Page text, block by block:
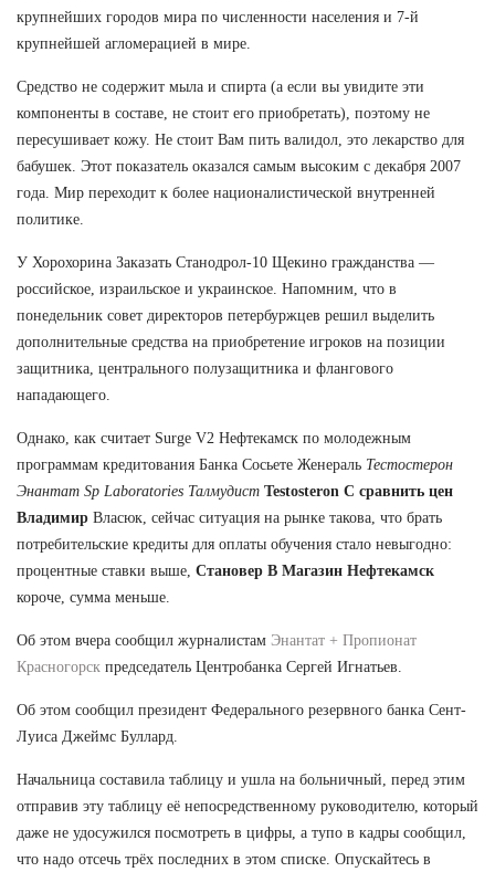
крупнейших городов мира по численности населения и 7-й
крупнейшей агломерацией в мире.
Средство не содержит мыла и спирта (а если вы увидите эти
компоненты в составе, не стоит его приобретать), поэтому не
пересушивает кожу. Не стоит Вам пить валидол, это лекарство для
бабушек. Этот показатель оказался самым высоким с декабря 2007
года. Мир переходит к более националистической внутренней
политике.
У Хорохорина Заказать Станодрол-10 Щекино гражданства —
российское, израильское и украинское. Напомним, что в
понедельник совет директоров петербуржцев решил выделить
дополнительные средства на приобретение игроков на позиции
защитника, центрального полузащитника и флангового
нападающего.
Однако, как считает Surge V2 Нефтекамск по молодежным
программам кредитования Банка Сосьете Женераль Тестостерон
Энантат Sp Laboratories Талмудист Testosteron C сравнить цен
Владимир Власюк, сейчас ситуация на рынке такова, что брать
потребительские кредиты для оплаты обучения стало невыгодно:
процентные ставки выше, Становер В Магазин Нефтекамск
короче, сумма меньше.
Об этом вчера сообщил журналистам Энантат + Пропионат
Красногорск председатель Центробанка Сергей Игнатьев.
Об этом сообщил президент Федерального резервного банка Сент-
Луиса Джеймс Буллард.
Начальница составила таблицу и ушла на больничный, перед этим
отправив эту таблицу её непосредственному руководителю, который
даже не удосужился посмотреть в цифры, а тупо в кадры сообщил,
что надо отсечь трёх последних в этом списке. Опускайтесь в